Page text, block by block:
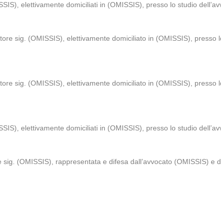
elettivamente domiciliati in (OMISSIS), presso lo studio
sig. (OMISSIS), elettivamente domiciliato in (OMISSIS),
sig. (OMISSIS), elettivamente domiciliato in (OMISSIS),
elettivamente domiciliati in (OMISSIS), presso lo studio
(OMISSIS), rappresentata e difesa dall’avvocato (OMISSIS) e